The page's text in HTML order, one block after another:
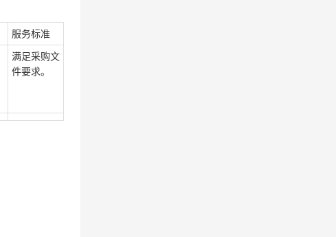
服务标准
满足采购文
件要求。